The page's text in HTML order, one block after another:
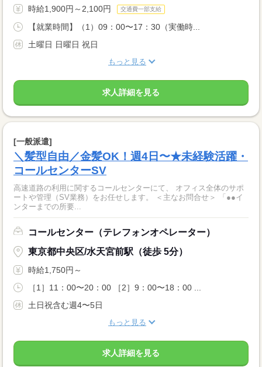
時給1,900円～2,100円 交通費一部支給
【就業時間】（1）09：00〜17：30（実働時...
土曜日 日曜日 祝日
もっと見る
求人詳細を見る
[一般派遣]
＼髪型自由／金髪OK！週4日〜★未経験活躍・
コールセンターSV
高速道路の利用に関するコールセンターにて、 オフィス全体のサポ
ートや管理（SV業務）をお任せします。 ＜主なお問合せ＞ 「●●イ
ンターまでの所要...
コールセンター（テレフォンオペレーター）
東京都中央区/水天宮前駅（徒歩 5分）
時給1,750円～
［1］11：00〜20：00 ［2］9：00〜18：00 ...
土日祝含む週4〜5日
もっと見る
求人詳細を見る